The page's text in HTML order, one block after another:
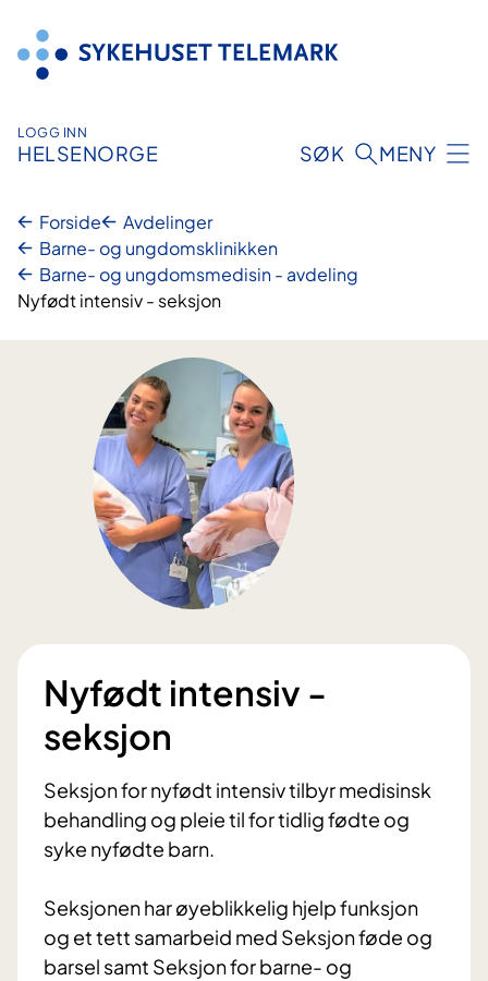
innhold
LOGG INN
HELSENORGE SØK MENY
Forside
Avdelinger
Barne- og ungdomsklinikken
Barne- og ungdomsmedisin - avdeling
Nyfødt intensiv - seksjon
Nyfødt intensiv -
seksjon
Seksjon for nyfødt intensiv tilbyr medisinsk
behandling og pleie til for tidlig fødte og
syke nyfødte barn.
Seksjonen har øyeblikkelig hjelp funksjon
og et tett samarbeid med Seksjon føde og
barsel samt Seksjon for barne- og